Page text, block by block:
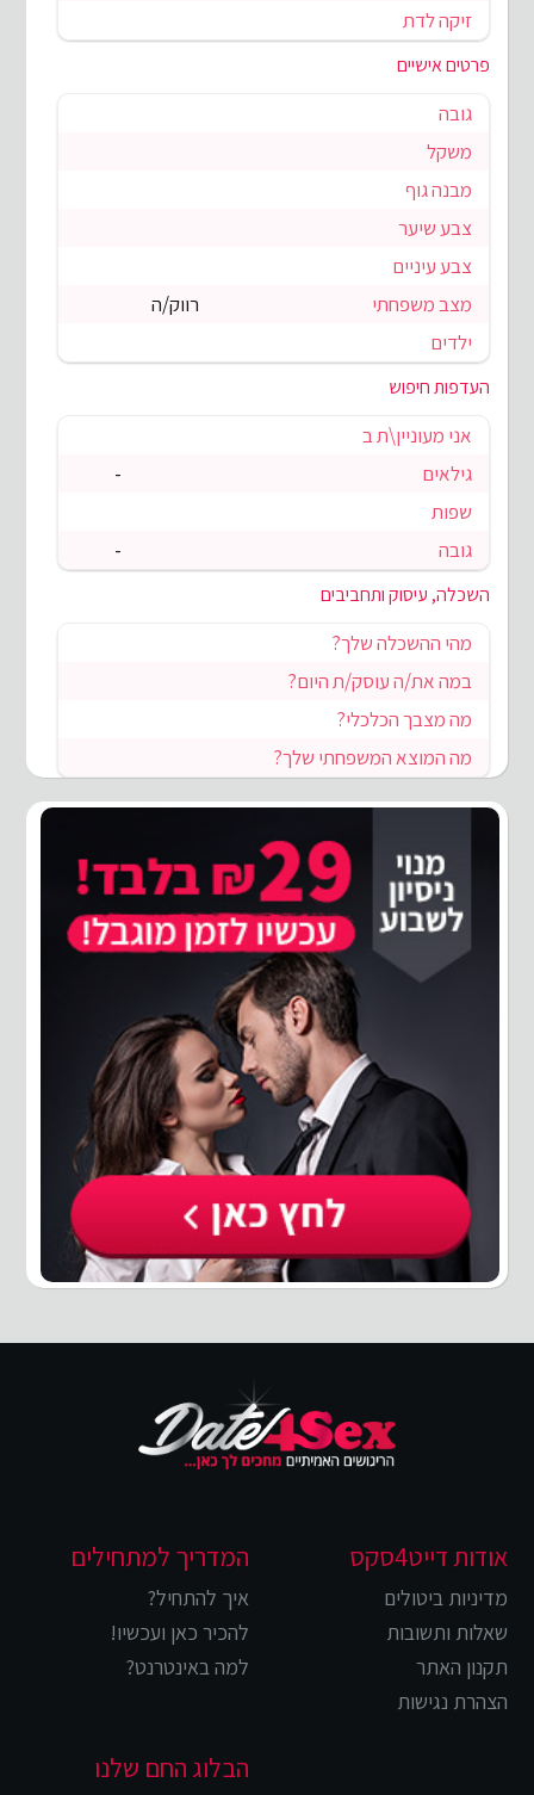
זיקה לדת
פרטים אישיים
גובה
משקל
מבנה גוף
צבע שיער
צבע עיניים
מצב משפחתי
רווק/ה
ילדים
העדפות חיפוש
אני מעוניין\ת ב
גילאים
-
שפות
גובה
-
השכלה, עיסוק ותחביבים
מהי ההשכלה שלך?
במה את/ה עוסק/ת היום?
מה מצבך הכלכלי?
מה המוצא המשפחתי שלך?
אודות דייט4סקס
מדיניות ביטולים
שאלות ותשובות
תקנון האתר
הצהרת נגישות
המדריך למתחילים
איך להתחיל?
להכיר כאן ועכשיו!
למה באינטרנט?
הבלוג החם שלנו